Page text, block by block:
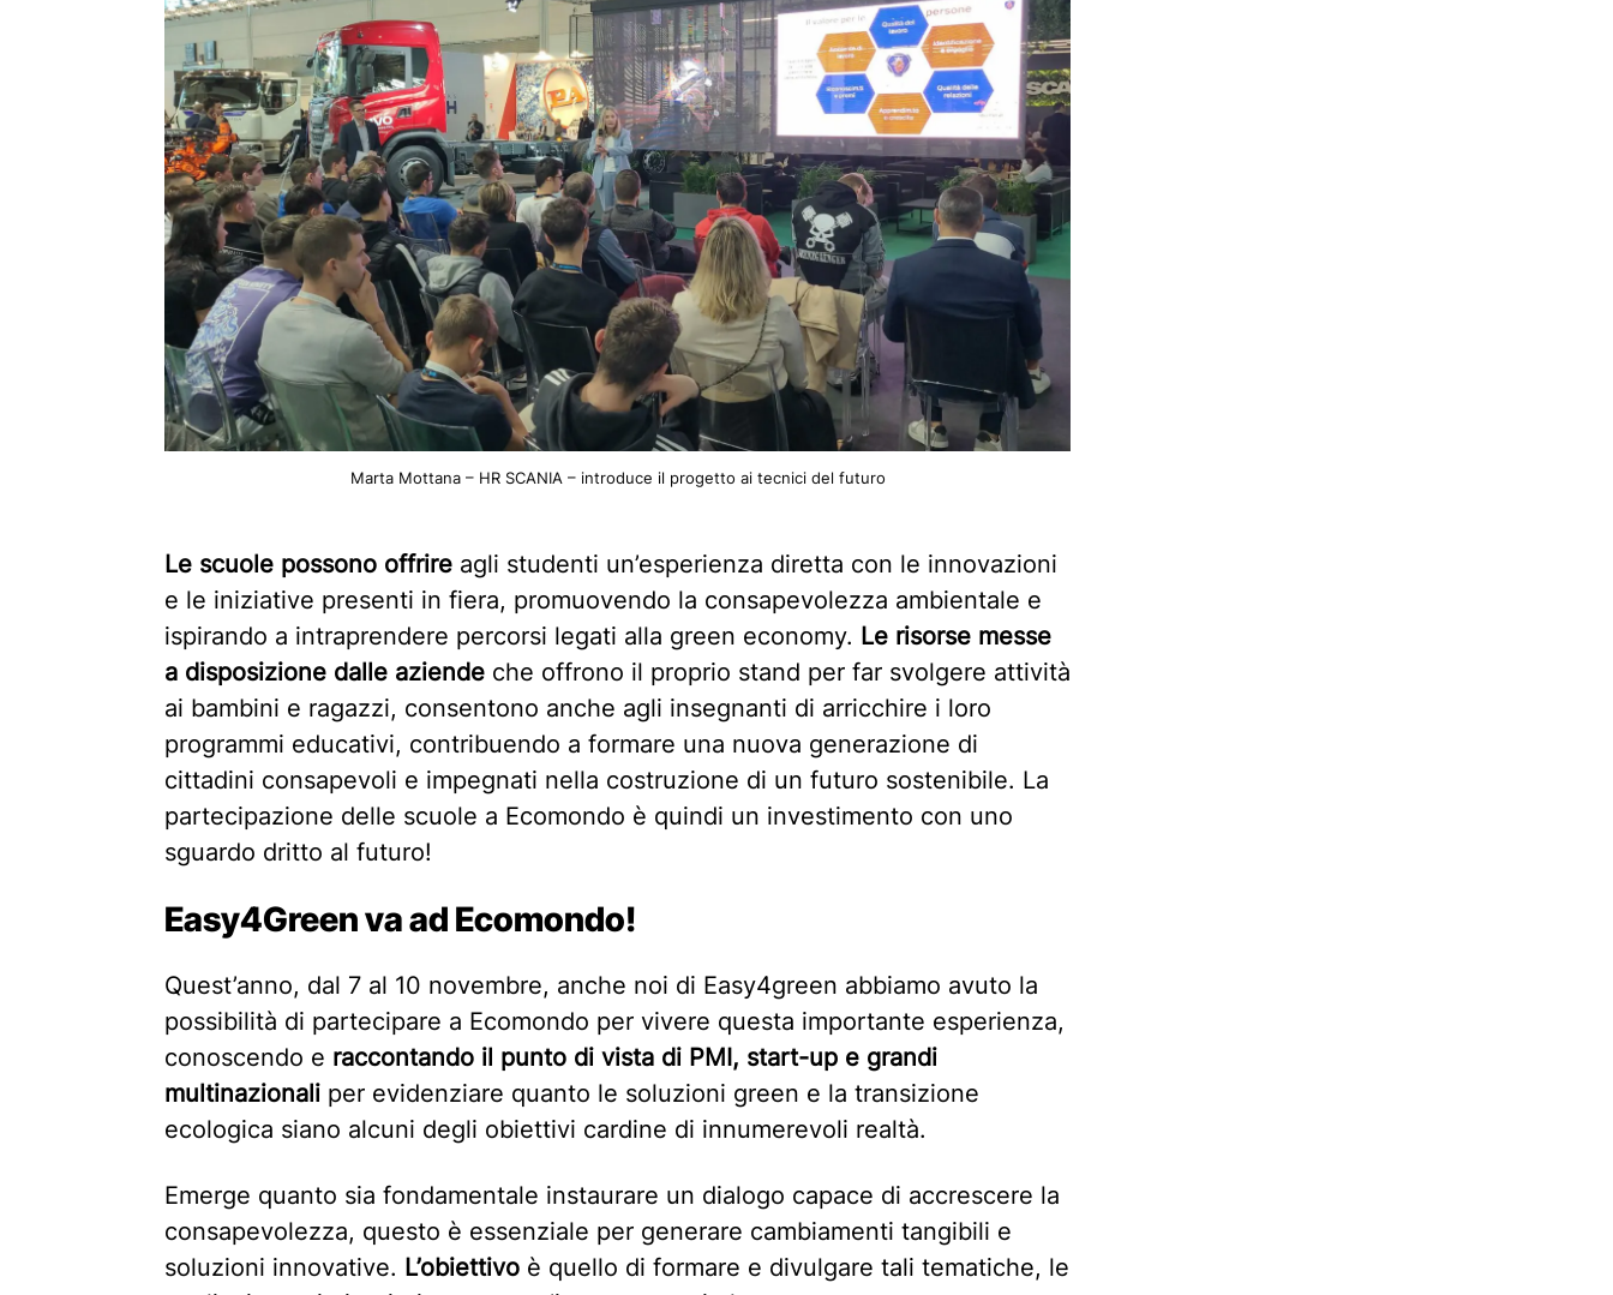
Marta Mottana – HR SCANIA – introduce il progetto ai tecnici del futuro
Le scuole possono offrire agli studenti un’esperienza diretta con le innovazioni
e le iniziative presenti in fiera, promuovendo la consapevolezza ambientale e
ispirando a intraprendere percorsi legati alla green economy. Le risorse messe
a disposizione dalle aziende che offrono il proprio stand per far svolgere attività
ai bambini e ragazzi, consentono anche agli insegnanti di arricchire i loro
programmi educativi, contribuendo a formare una nuova generazione di
cittadini consapevoli e impegnati nella costruzione di un futuro sostenibile. La
partecipazione delle scuole a Ecomondo è quindi un investimento con uno
sguardo dritto al futuro!
Easy4Green va ad Ecomondo!
Quest’anno, dal 7 al 10 novembre, anche noi di Easy4green abbiamo avuto la
possibilità di partecipare a Ecomondo per vivere questa importante esperienza,
conoscendo e raccontando il punto di vista di PMI, start-up e grandi
multinazionali per evidenziare quanto le soluzioni green e la transizione
ecologica siano alcuni degli obiettivi cardine di innumerevoli realtà.
Emerge quanto sia fondamentale instaurare un dialogo capace di accrescere la
consapevolezza, questo è essenziale per generare cambiamenti tangibili e
soluzioni innovative. L’obiettivo è quello di formare e divulgare tali tematiche, le